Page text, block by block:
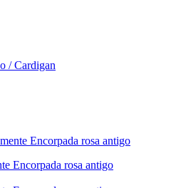
/ Cardigan
Encorpada rosa antigo